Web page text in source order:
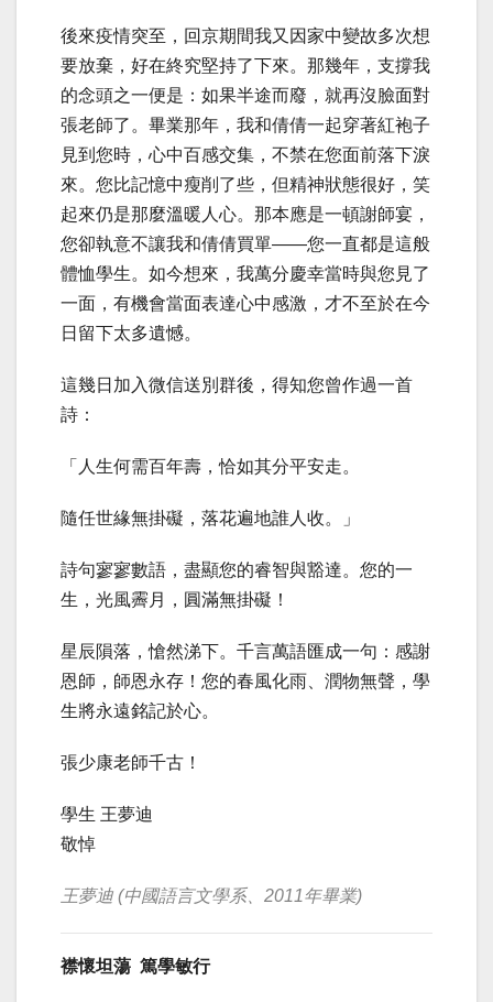
後來疫情突至，回京期間我又因家中變故多次想
要放棄，好在終究堅持了下來。那幾年，支撐我
的念頭之一便是：如果半途而廢，就再沒臉面對
張老師了。畢業那年，我和倩倩一起穿著紅袍子
見到您時，心中百感交集，不禁在您面前落下淚
來。您比記憶中瘦削了些，但精神狀態很好，笑
起來仍是那麼溫暖人心。那本應是一頓謝師宴，
您卻執意不讓我和倩倩買單——您一直都是這般
體恤學生。如今想來，我萬分慶幸當時與您見了
一面，有機會當面表達心中感激，才不至於在今
日留下太多遺憾。
這幾日加入微信送別群後，得知您曾作過一首
詩：
「人生何需百年壽，恰如其分平安走。
隨任世緣無掛礙，落花遍地誰人收。」
詩句寥寥數語，盡顯您的睿智與豁達。您的一
生，光風霽月，圓滿無掛礙！
星辰隕落，愴然涕下。千言萬語匯成一句：感謝
恩師，師恩永存！您的春風化雨、潤物無聲，學
生將永遠銘記於心。
張少康老師千古！
學生 王夢迪
敬悼
王夢迪 (中國語言文學系、2011年畢業)
襟懷坦蕩 篤學敏行